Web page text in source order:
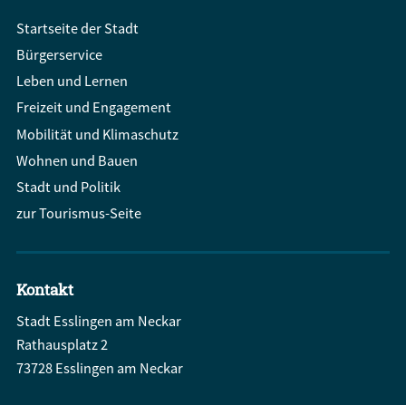
Startseite der Stadt
Bürgerservice
Leben und Lernen
Freizeit und Engagement
Mobilität und Klimaschutz
Wohnen und Bauen
Stadt und Politik
zur Tourismus-Seite
Kontakt
Stadt Esslingen am Neckar
Rathausplatz 2
73728 Esslingen am Neckar